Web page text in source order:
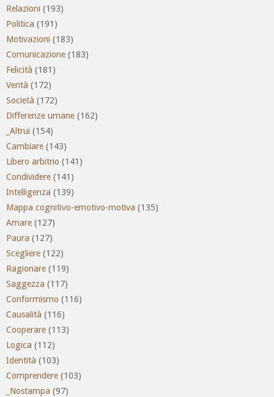
Relazioni (193)
Politica (191)
Motivazioni (183)
Comunicazione (183)
Felicità (181)
Verità (172)
Società (172)
Differenze umane (162)
_Altrui (154)
Cambiare (143)
Libero arbitrio (141)
Condividere (141)
Intelligenza (139)
Mappa cognitivo-emotivo-motiva (135)
Amare (127)
Paura (127)
Scegliere (122)
Ragionare (119)
Saggezza (117)
Conformismo (116)
Causalità (116)
Cooperare (113)
Logica (112)
Identità (103)
Comprendere (103)
_Nostampa (97)